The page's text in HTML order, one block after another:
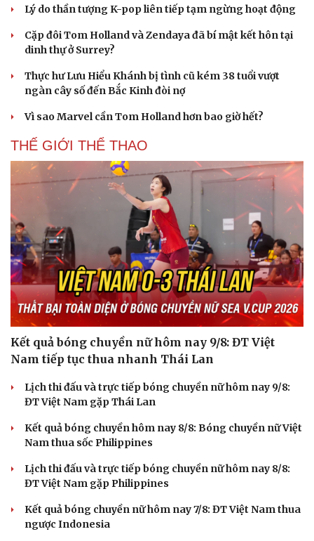
Tư vấn
Săn Tour
Câu chuyện thời sự
Kể chuyện cho bé
Lý do thần tượng K-pop liên tiếp tạm ngừng hoạt động
Cặp đôi Tom Holland và Zendaya đã bí mật kết hôn tại
dinh thự ở Surrey?
Thực hư Lưu Hiểu Khánh bị tình cũ kém 38 tuổi vượt
ngàn cây số đến Bắc Kinh đòi nợ
Vì sao Marvel cần Tom Holland hơn bao giờ hết?
THẾ GIỚI THỂ THAO
Kết quả bóng chuyền nữ hôm nay 9/8: ĐT Việt
Nam tiếp tục thua nhanh Thái Lan
Lịch thi đấu và trực tiếp bóng chuyền nữ hôm nay 9/8:
ĐT Việt Nam gặp Thái Lan
Kết quả bóng chuyền hôm nay 8/8: Bóng chuyền nữ Việt
Nam thua sốc Philippines
Lịch thi đấu và trực tiếp bóng chuyền nữ hôm nay 8/8:
ĐT Việt Nam gặp Philippines
Kết quả bóng chuyền nữ hôm nay 7/8: ĐT Việt Nam thua
ngược Indonesia